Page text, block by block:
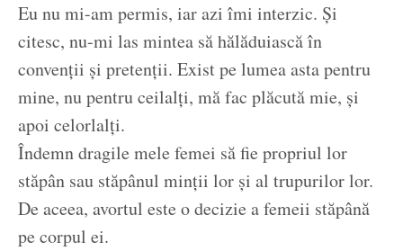
Eu nu mi-am permis, iar azi îmi interzic. Și
citesc, nu-mi las mintea să hălăduiască în
convenții și pretenții. Exist pe lumea asta pentru
mine, nu pentru ceilalți, mă fac plăcută mie, și
apoi celorlalți.
Îndemn dragile mele femei să fie propriul lor
stăpân sau stăpânul minții lor și al trupurilor lor.
De aceea, avortul este o decizie a femeii stăpână
pe corpul ei.